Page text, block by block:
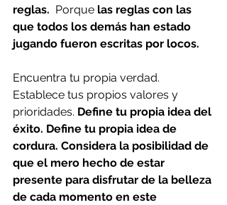
reglas. Porque las reglas con las
que todos los demás han estado
jugando fueron escritas por locos.
Encuentra tu propia verdad.
Establece tus propios valores y
prioridades. Define tu propia idea del
éxito. Define tu propia idea de
cordura. Considera la posibilidad de
que el mero hecho de estar
presente para disfrutar de la belleza
de cada momento en este